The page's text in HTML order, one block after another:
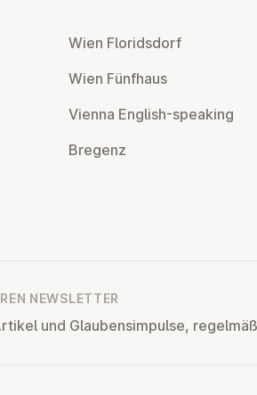
Wien Flo­rids­dorf
Wien Fünfhaus
Vienna English-speaking
Bregenz
NEWSLETTER
und Glaubensimpulse,